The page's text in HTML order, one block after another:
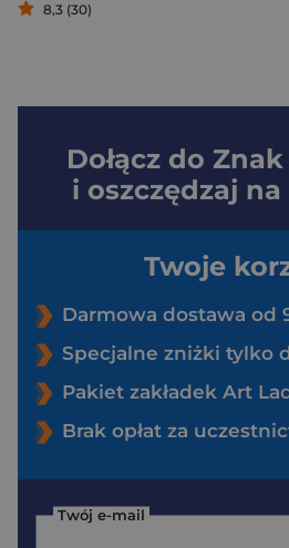
8,3 (30)
Dołącz do Znak
i oszczędzaj
Twoje
Darmowa dostawa od
Specjalne zniżki tylko
Pakiet zakładek Art
Brak opłat za
Twój e-mail